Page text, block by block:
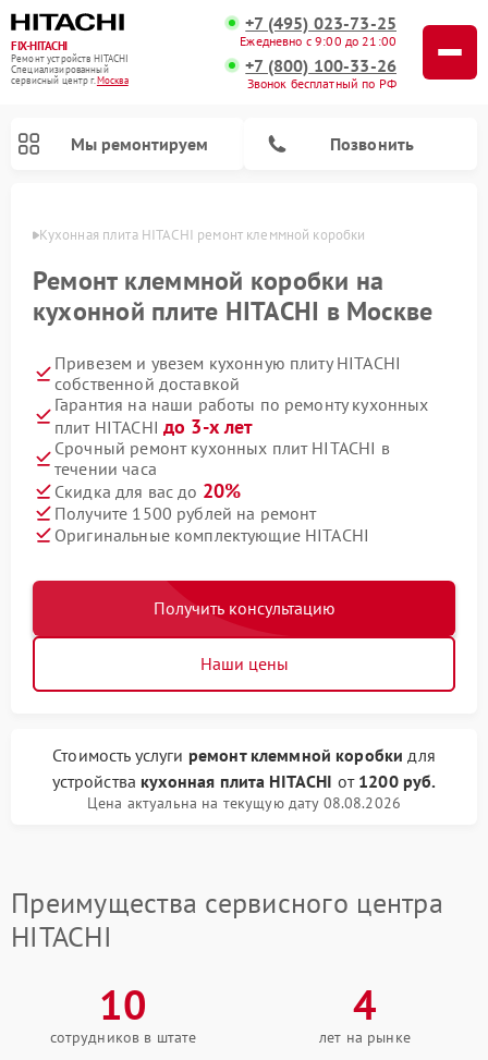
FIX-HITACHI
Ремонт устройств HITACHI
Специализированный
cервисный центр г.Москва
+7 (495) 023-73-25
Ежедневно с 9:00 до 21:00
+7 (800) 100-33-26
Звонок бесплатный по РФ
Мы ремонтируем Позвонить
Кухонная плита HITACHI ремонт клеммной коробки
Ремонт клеммной коробки на
кухонной плите HITACHI в Москве
Привезем и увезем кухонную плиту HITACHI
собственной доставкой
Гарантия на наши работы по ремонту кухонных
плит HITACHI до 3-х лет
Срочный ремонт кухонных плит HITACHI в
течении часа
Скидка для вас до 20%
Получите 1500 рублей на ремонт
Оригинальные комплектующие HITACHI
Получить консультацию
Наши цены
Стоимость услуги ремонт клеммной коробки для
устройства кухонная плита HITACHI от 1200 руб.
Цена актуальна на текущую дату 08.08.2026
Преимущества сервисного центра
HITACHI
10
сотрудников в штате
4
лет на рынке